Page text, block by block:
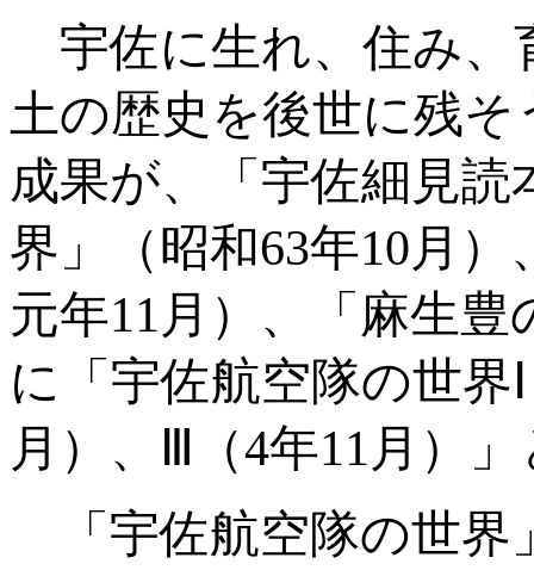
宇佐に生れ、住み、
土の歴史を後世に残
成果が、「宇佐細見
界」（昭和63年10月）
元年11 月）、「麻生豊
に「宇佐航空隊の世界
月）、Ⅲ（4年11 月）
「宇佐航空隊の世界